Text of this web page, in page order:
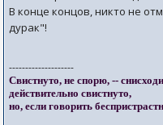
В конце концов, никто не
дурак"!
--------------------
Свистнуто, не спорю, --
действительно свистнуто,
но, если говорить